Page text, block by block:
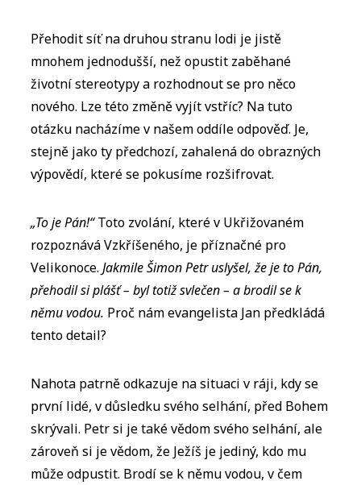
Přehodit síť na druhou stranu lodi je jistě
mnohem jednodušší, než opustit zaběhané
životní stereotypy a rozhodnout se pro něco
nového. Lze této změně vyjít vstříc? Na tuto
otázku nacházíme v našem oddíle odpověď. Je,
stejně jako ty předchozí, zahalená do obrazných
výpovědí, které se pokusíme rozšifrovat.
„To je Pán!“Toto zvolání, které v Ukřižovaném
rozpoznává Vzkříšeného, je příznačné pro
Velikonoce.Jakmile Šimon Petr uslyšel, že je to Pán,
přehodil si plášť – byl totiž svlečen – a brodil se k
němu vodou. Proč nám evangelista Jan předkládá
tento detail?
Nahota patrně odkazuje na situaci v ráji, kdy se
první lidé, v důsledku svého selhání, před Bohem
skrývali. Petr si je také vědom svého selhání, ale
zároveň si je vědom, že Ježíš je jediný, kdo mu
může odpustit. Brodí se k němu vodou, v čem